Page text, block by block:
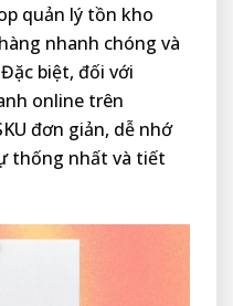
quản lý tồn kho
nhanh chóng và
biệt, đối với
online trên
đơn giản, dễ nhớ
thống nhất và tiết